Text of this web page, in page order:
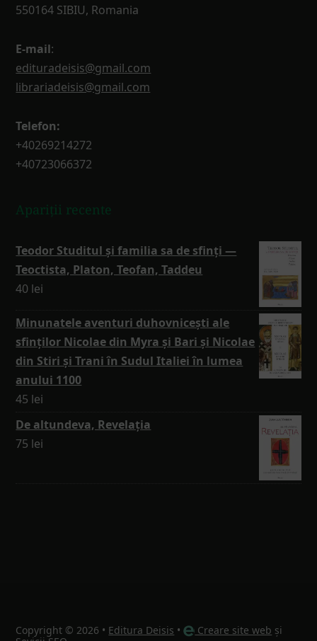
550164 SIBIU, Romania
E-mail:
edituradeisis@gmail.com
librariadeisis@gmail.com
Telefon:
+40269214272
+40723066372
Apariții recente
Teodor Studitul și familia sa de sfinți —
Teoctista, Platon, Teofan, Taddeu
40 lei
Minunatele aventuri duhovnicești ale
sfinților Nicolae din Myra și Bari și Nicolae
din Stiri și Trani în Sudul Italiei în lumea
anului 1100
45 lei
De altundeva, Revelația
75 lei
Copyright © 2026 • Editura Deisis • Creare site web și